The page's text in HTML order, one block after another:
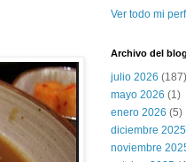
Ver todo mi
Archivo del blog
julio 2026 (187)
mayo 2026 (1)
enero 2026 (5)
diciembre 2025
noviembre